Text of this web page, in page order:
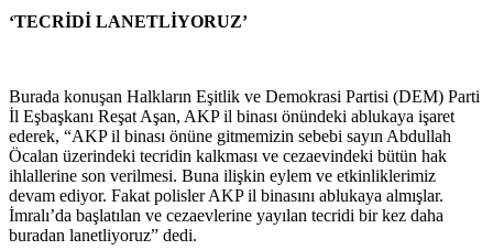
‘TECRİDİ LANETLİYORUZ’
Burada konuşan Halkların Eşitlik ve Demokrasi Partisi (DEM) Parti
İl Eşbaşkanı Reşat Aşan, AKP il binası önündeki ablukaya işaret
ederek, “AKP il binası önüne gitmemizin sebebi sayın Abdullah
Öcalan üzerindeki tecridin kalkması ve cezaevindeki bütün hak
ihlallerine son verilmesi. Buna ilişkin eylem ve etkinliklerimiz
devam ediyor. Fakat polisler AKP il binasını ablukaya almışlar.
İmralı’da başlatılan ve cezaevlerine yayılan tecridi bir kez daha
buradan lanetliyoruz” dedi.